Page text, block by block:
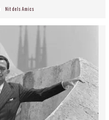
Nit dels Amics